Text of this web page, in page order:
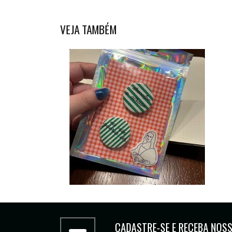
VEJA TAMBÉM
CADASTRE-SE E RECEBA